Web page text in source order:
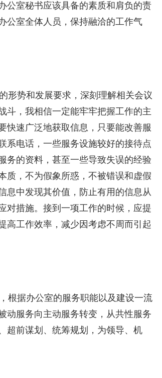
公室秘书应该具备的素质和肩负的责
公室全体人员，保持融洽的工作气
形势和发展要求，深刻理解相关会议
斗，我相信一定能牢牢把握工作的主
快速广泛地获取信息，只要能改善服
系电话，一些服务设施较好的接待点
务的资料，甚至一些导致失误的经验
质，不为假象所惑，不被错误和虚假
息中发现其价值，防止有用的信息从
对措施。接到一项工作的时候，应提
高工作效率，减少因考虑不周而引起
根据办公室的服务职能以及建设一流
动服务向主动服务转变，从共性服务
超前谋划、统筹规划，为领导、机